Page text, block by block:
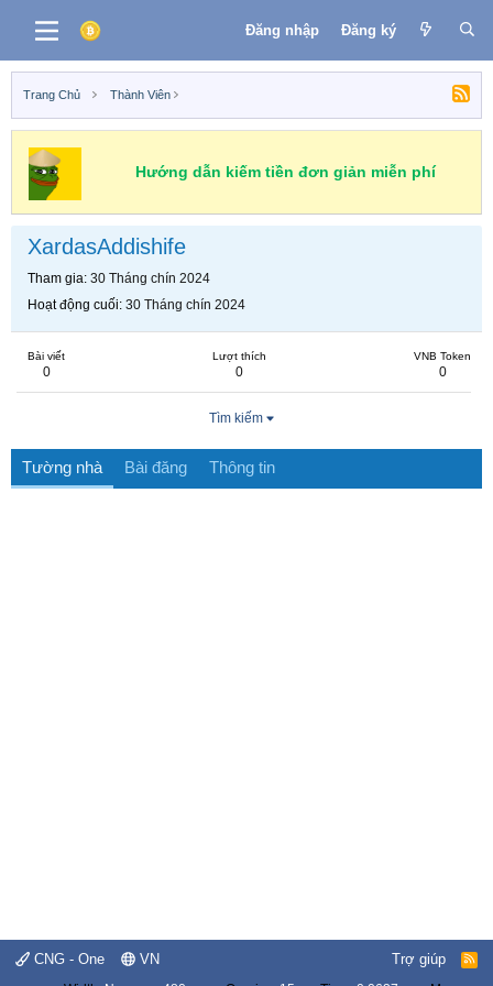
Đăng nhập Đăng ký
Trang Chủ Thành Viên
Hướng dẫn kiếm tiền đơn giản miễn phí
XardasAddishife
Tham gia 30 Tháng chín 2024
Hoạt động cuối 30 Tháng chín 2024
Bài viết
0
Lượt thích
0
VNB Token
0
Tìm kiếm
Tường nhà Bài đăng Thông tin
CNG - One VN Trợ giúp
R